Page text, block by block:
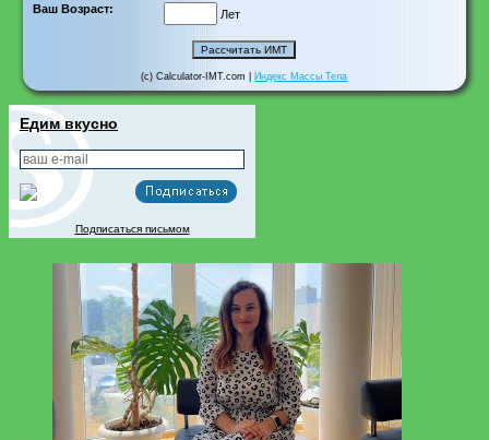
Ваш Возраст:
Лет
(c) Calculator-IMT.com | Индекс Массы Тела
Едим вкусно
Подписаться письмом